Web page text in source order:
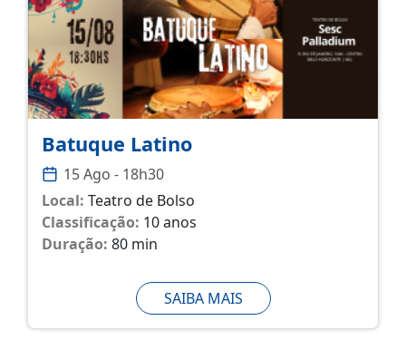
Batuque Latino
15 Ago - 18h30
Local: Teatro de Bolso
Classificação: 10 anos
Duração: 80 min
SAIBA MAIS